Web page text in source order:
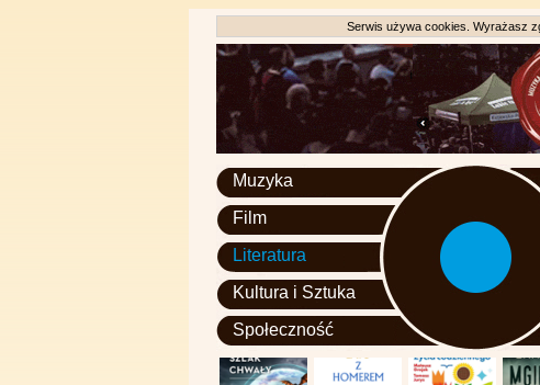
Serwis używa cookies. Wyrażasz
Muzyka
Film
Literatura
Kultura i Sztuka
Społeczność